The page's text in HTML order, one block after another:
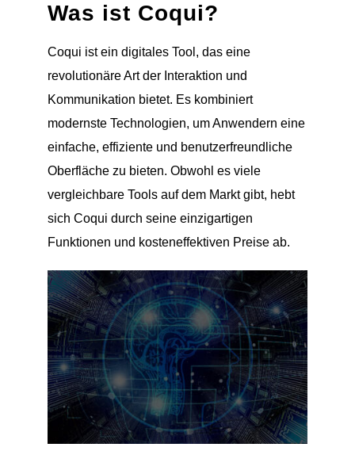
Was ist Coqui?
Coqui ist ein digitales Tool, das eine
revolutionäre Art der Interaktion und
Kommunikation bietet. Es kombiniert
modernste Technologien, um Anwendern eine
einfache, effiziente und benutzerfreundliche
Oberfläche zu bieten. Obwohl es viele
vergleichbare Tools auf dem Markt gibt, hebt
sich Coqui durch seine einzigartigen
Funktionen und kosteneffektiven Preise ab.